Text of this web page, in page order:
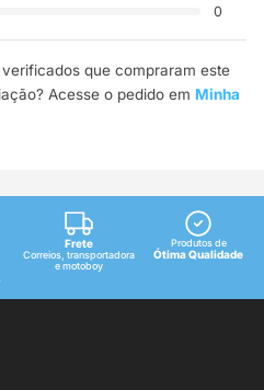
0
que compraram este
Acesse o pedido em Minha
Frete
Correios, transportadora
e motoboy
Produtos de
Ótima Qualidade